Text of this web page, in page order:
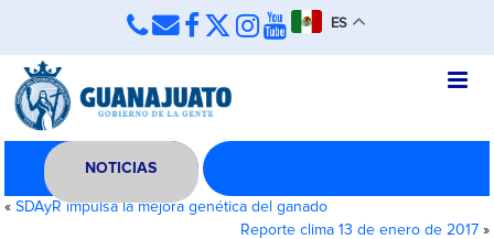
ES
NOTICIAS
«SDAyR impulsa la mejora genética del ganado
Reporte clima 13 de enero de 2017»